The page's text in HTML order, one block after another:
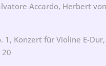
Accardo, Herbert
Konzert für Violine E-
20